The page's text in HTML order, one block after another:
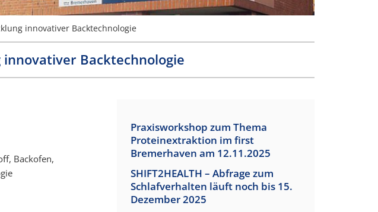
innovativer Backtechnologie
Backtechnologie
Backofen,
Praxisworkshop zum Thema
Proteinextraktion im first
Bremerhaven am 12.11.2025
SHIFT2HEALTH – Abfrage zum
Schlafverhalten läuft noch bis 15.
Dezember 2025